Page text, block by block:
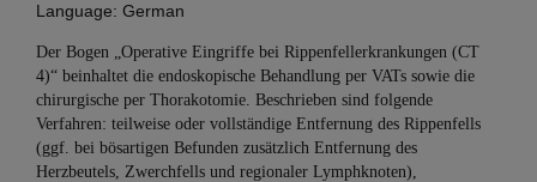
Language: German
Der Bogen „Operative Eingriffe bei Rippenfellerkrankungen (CT
4)“ beinhaltet die endoskopische Behandlung per VATs sowie die
chirurgische per Thorakotomie. Beschrieben sind folgende
Verfahren: teilweise oder vollständige Entfernung des Rippenfells
(ggf. bei bösartigen Befunden zusätzlich Entfernung des
Herzbeutels, Zwerchfells und regionaler Lymphknoten),